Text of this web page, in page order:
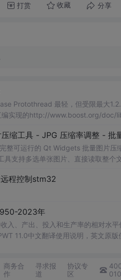
打赏 收藏 分享
1.实现机制1.1. switch-case Protothread 最轻，但受限最大1.2.
编实现的http://www.boost.org/doc/
缩工具 - JPG 压缩率调整 - 批
整可运行的 Qt Widgets 批量图片压
具支持多选单张图片、直接读取整
Qt/C++零基础初学者，学习 QImage
要学习图片缩放、JPG 压缩、本地
参数联动、批量循环界面防卡顿
张图片 / 一键读取整个文件夹全部
，平衡图片清晰度与文件占用大
：Qt Creator + Qt5.15 MSVC，
程控制stm32
2023年
商务合
作
寻求报
道
协议专
区